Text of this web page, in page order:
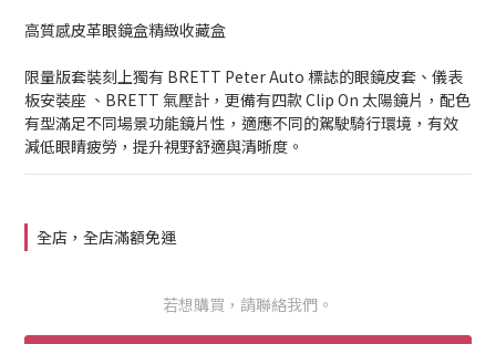
高質感皮革眼鏡盒精緻收藏盒
限量版套裝刻上獨有 BRETT Peter Auto 標誌的眼鏡皮套、儀表
板安裝座 、BRETT 氣壓計，更備有四款 Clip On 太陽鏡片，配色
有型滿足不同場景功能鏡片性，適應不同的駕駛騎行環境，有效
減低眼睛疲勞，提升視野舒適與清晣度。
全店，全店滿額免運
若想購買，請聯絡我們。